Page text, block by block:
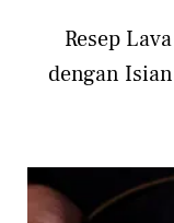
Resep
dengan